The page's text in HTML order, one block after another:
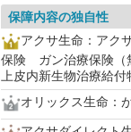
保障内容の独自性
アクサ生命：アク
保険 ガン治療保険（
上皮内新生物治療給付
オリックス生命：